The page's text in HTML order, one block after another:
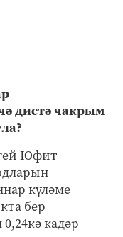
дистә чакрым
Юфит
күләме
бер
кадәр